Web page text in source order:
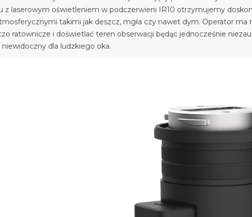
z laserowym oświetleniem w podczerwieni IR10 otrzymujemy
takimi jak deszcz, mgła czy nawet dym. Operator
ratownicze i doświetlać teren obserwacji będąc jednocześnie
dla ludzkiego oka.